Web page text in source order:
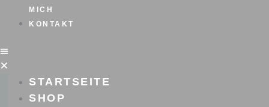
MICH
KONTAKT
STARTSEITE
SHOP